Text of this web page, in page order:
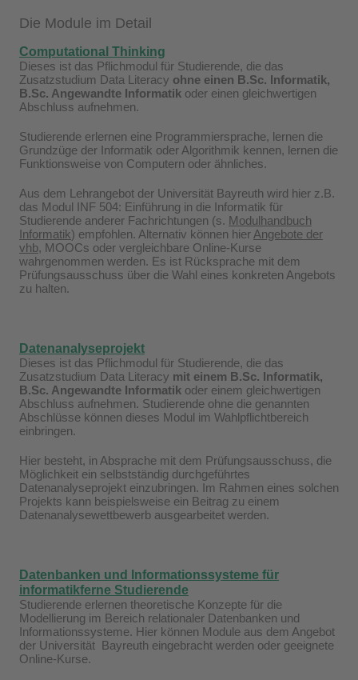
Die Module im Detail
Computational Thinking
Dieses ist das Pflichmodul für Studierende, die das
Zusatzstudium Data Literacy ohne einen B.Sc. Informatik,
B.Sc. Angewandte Informatik oder einen gleichwertigen
Abschluss aufnehmen.
Studierende erlernen eine Programmiersprache, lernen die
Grundzüge der Informatik oder Algorithmik kennen, lernen die
Funktionsweise von Computern oder ähnliches.
Aus dem Lehrangebot der Universität Bayreuth wird hier z.B.
das Modul INF 504: Einführung in die Informatik für
Studierende anderer Fachrichtungen (s. Modulhandbuch
Informatik) empfohlen. Alternativ können hier Angebote der
vhb, MOOCs oder vergleichbare Online-Kurse
wahrgenommen werden. Es ist Rücksprache mit dem
Prüfungsausschuss über die Wahl eines konkreten Angebots
zu halten.
Datenanalyseprojekt
Dieses ist das Pflichmodul für Studierende, die das
Zusatzstudium Data Literacy mit einem B.Sc. Informatik,
B.Sc. Angewandte Informatik oder einem gleichwertigen
Abschluss aufnehmen. Studierende ohne die genannten
Abschlüsse können dieses Modul im Wahlpflichtbereich
einbringen.
Hier besteht, in Absprache mit dem Prüfungsausschuss, die
Möglichkeit ein selbstständig durchgeführtes
Datenanalyseprojekt einzubringen. Im Rahmen eines solchen
Projekts kann beispielsweise ein Beitrag zu einem
Datenanalysewettbewerb ausgearbeitet werden.
Datenbanken und Informationssysteme für
informatikferne Studierende
Studierende erlernen theoretische Konzepte für die
Modellierung im Bereich relationaler Datenbanken und
Informationssysteme. Hier können Module aus dem Angebot
der Universität Bayreuth eingebracht werden oder geeignete
Online-Kurse.